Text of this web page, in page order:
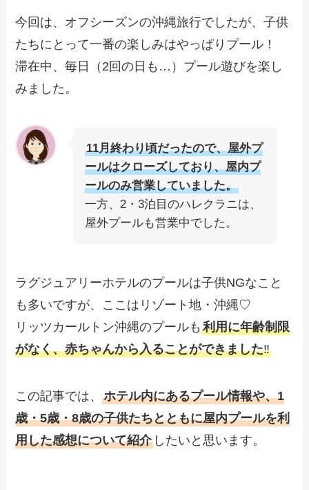
今回は、オフシーズンの沖縄旅行でしたが、子供
たちにとって一番の楽しみはやっぱりプール！
滞在中、毎日（2回の日も…）プール遊びを楽し
みました。
11月終わり頃だったので、屋外プ
ールはクローズしており、屋内プ
ールのみ営業していました。
一方、2・3泊目のハレクラニは、
屋外プールも営業中でした。
ラグジュアリーホテルのプールは子供NGなこと
も多いですが、ここはリゾート地・沖縄♡
リッツカールトン沖縄のプールも利用に年齢制限
がなく、赤ちゃんから入ることができました‼
この記事では、ホテル内にあるプール情報や、1
歳・5歳・8歳の子供たちとともに屋内プールを利
用した感想について紹介 したいと思います。